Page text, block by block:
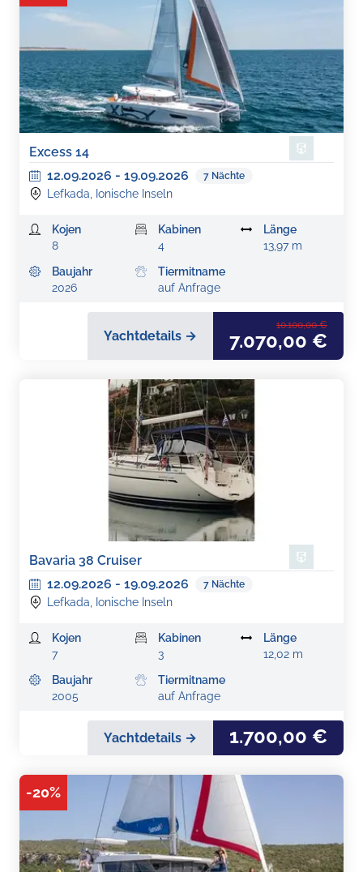
Excess 14
12.09.2026 - 19.09.2026 7 Nächte
Lefkada, Ionische Inseln
Kojen
8
Kabinen
4
Länge
13,97 m
Baujahr
2026
Tiermitname
auf Anfrage
Yachtdetails →
10.100,00 €
7.070,00 €
Bavaria 38 Cruiser
12.09.2026 - 19.09.2026 7 Nächte
Lefkada, Ionische Inseln
Kojen
7
Kabinen
3
Länge
12,02 m
Baujahr
2005
Tiermitname
auf Anfrage
Yachtdetails → 1.700,00 €
-20%